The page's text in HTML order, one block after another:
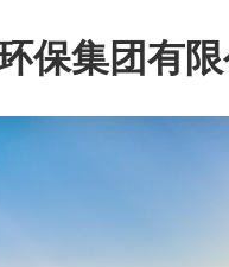
保集团有